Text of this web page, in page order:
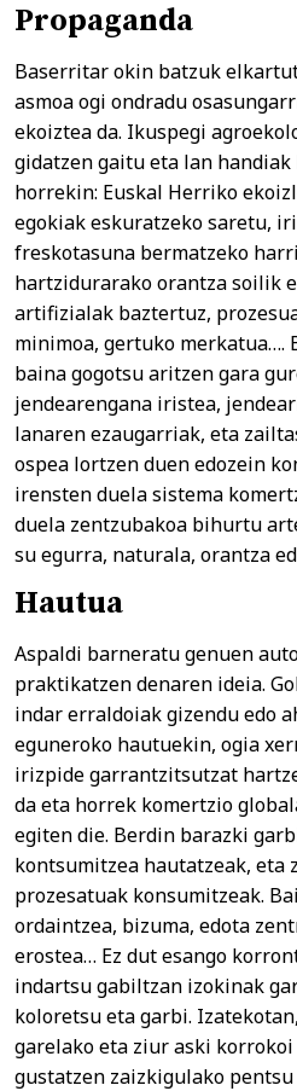
Propaganda
Baserritar okin batzuk
asmoa ogi ondradu
ekoiztea da. Ikuspegi
gidatzen gaitu eta lan
horrekin: Euskal Herriko
egokiak eskuratzeko saretu,
freskotasuna bermatzeko
hartzidurarako orantza soilik
artifizialak baztertuz,
minimoa, gertuko merkatua….
baina gogotsu aritzen gara
jendearengana iristea,
lanaren ezaugarriak, eta
ospea lortzen duen edozein
irensten duela sistema
duela zentzubakoa bihurtu
su egurra, naturala, orantza
Hautua
Aspaldi barneratu genuen
praktikatzen denaren ideia.
indar erraldoiak gizendu edo
eguneroko hautuekin, ogia
irizpide garrantzitsutzat
da eta horrek komertzio
egiten die. Berdin barazki
kontsumitzea hautatzeak, eta
prozesatuak konsumitzeak.
ordaintzea, bizuma, edota
erostea… Ez dut esango
indartsu gabiltzan izokinak
koloretsu eta garbi.
garelako eta ziur aski
gustatzen zaizkigulako